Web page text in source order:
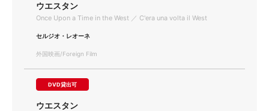
ウエスタン
Once Upon a Time in the West ／ C'era una volta il West
セルジオ・レオーネ
外国映画/Foreign Film
DVD貸出可
ウエスタン